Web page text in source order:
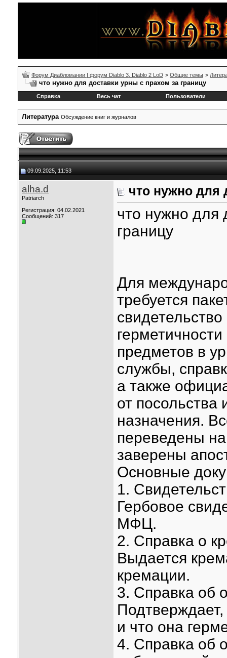
Форум Диабломании | форум Diablo 3, Diablo 2 LoD > Общие темы >
что нужно для доставки урны с прахом за границу
Справка Весь чат Пользователи
Литература Обсуждение книг и журналов
09.09.2025, 11:53
alha.d
Patriarch
Регистрация: 04.02.2021
Сообщений: 317
что нужно для
что нужно для
границу
Для
требуется
предметов в
службы,
а также
от посольства
назначения.
переведены
заверены
Основные
1.
Гербовое
МФЦ.
2. Справка о
Выдается
кремации.
3. Справка об
Подтверждает,
и что она
4. Справка об